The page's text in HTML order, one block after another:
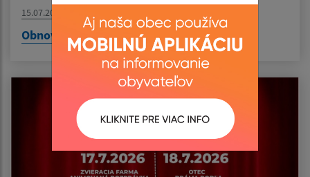
15.07.2026
Obnov dom MINI PLUS